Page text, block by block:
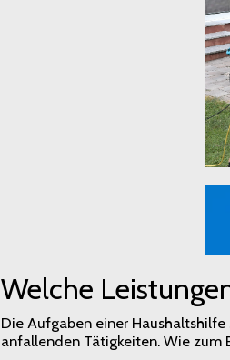
Welche
Die Aufgaben einer
anfallenden Tätigkeiten. Wie zum